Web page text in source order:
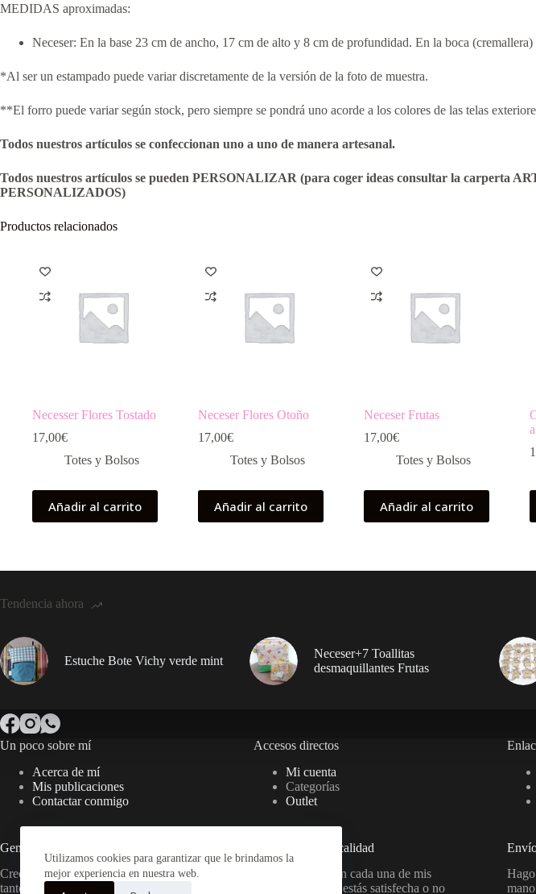
Utilizamos cookies para garantizar que le brindamos la
mejor experiencia en nuestra web.
MEDIDAS aproximadas:
Neceser: En la base 23 cm de ancho, 17 cm de alto y 8 cm de profundidad. En la boca (cremallera)
*Al ser un estampado puede variar discretamente de la versión de la foto de muestra.
**El forro puede variar según stock, pero siempre se pondrá uno acorde a los colores de las telas
Todos nuestros artículos se confeccionan uno a uno de manera artesanal.
Todos nuestros artículos se pueden PERSONALIZAR (para coger ideas consultar la carperta
PERSONALIZADOS)
Productos relacionados
Necesser Flores Tostado
17,00€
Totes y Bolsos
Añadir al carrito
Neceser Flores Otoño
17,00€
Totes y Bolsos
Añadir al carrito
Neceser Frutas
17,00€
Totes y Bolsos
Añadir al carrito
Tendencia ahora
Estuche Bote Vichy verde mint
Neceser+7 Toallitas
desmaquillantes Frutas
Un poco sobre mí
Acerca de mí
Mis publicaciones
Contactar conmigo
Genuino y original
Creo productos únicos para cada uno,
tanto en textil como en madera,
Accesos directos
Mi cuenta
Categorías
Outlet
Compromiso de calidad
Hay algo de mí en cada una de mis
creaciones. Si no estás satisfecha o no